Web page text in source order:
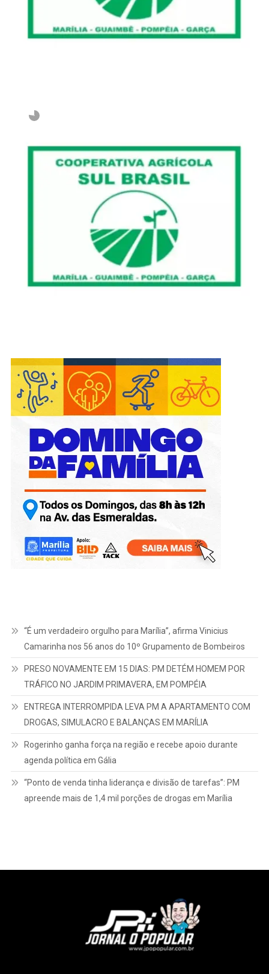
“É um verdadeiro orgulho para Marília”, afirma Vinicius
Camarinha nos 56 anos do 10º Grupamento de Bombeiros
PRESO NOVAMENTE EM 15 DIAS: PM DETÉM HOMEM POR
TRÁFICO NO JARDIM PRIMAVERA, EM POMPÉIA
ENTREGA INTERROMPIDA LEVA PM A APARTAMENTO COM
DROGAS, SIMULACRO E BALANÇAS EM MARÍLIA
Rogerinho ganha força na região e recebe apoio durante
agenda política em Gália
“Ponto de venda tinha liderança e divisão de tarefas”: PM
apreende mais de 1,4 mil porções de drogas em Marília